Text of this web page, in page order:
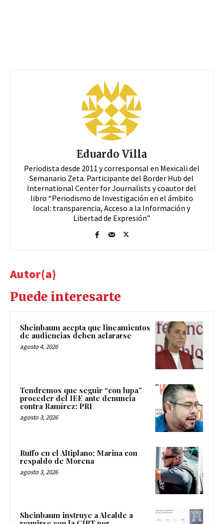
Eduardo Villa
Periodista desde 2011 y corresponsal en Mexicali del
Semanario Zeta. Participante del Border Hub del
International Center for Journalists y coautor del
libro “Periodismo de Investigación en el ámbito
local: transparencia, Acceso a la Información y
Libertad de Expresión”
Autor(a)
Puede interesarte
Sheinbaum acepta que lineamientos
de audiencias deben aclararse
agosto 4, 2026
Tendremos que seguir “con lupa”
proceder del IEE ante denuncia
contra Ramírez: PRI
agosto 3, 2026
Ruffo en el Altiplano; Marina con
respaldo de Morena
agosto 3, 2026
Sheinbaum instruye a Alcalde a